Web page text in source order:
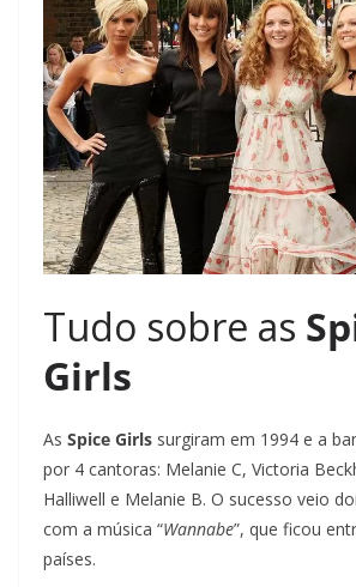
Tudo sobre as
Girls
As Spice Girls surgiram em 1994 e a
por 4 cantoras: Melanie C, Victoria
Halliwell e Melanie B. O sucesso veio
com a música “Wannabe”, que ficou
países.